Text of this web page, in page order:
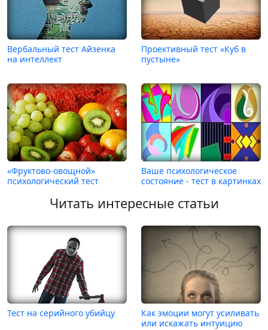
Вербальный тест Айзенка
на интеллект
Проективный тест «Куб в
пустыне»
«Фруктово-овощной»
психологический тест
Ваше психологическое
состояние - тест в картинках
Читать интересные статьи
Тест на серийного убийцу
Как эмоции могут усиливать
или искажать интуицию